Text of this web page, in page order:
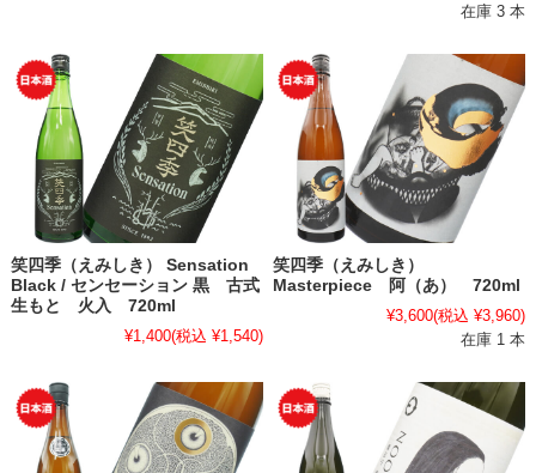
在庫 3 本
笑四季（えみしき） Sensation
Black / センセーション 黒 古式
生もと 火入 720ml
¥1,400(税込 ¥1,540)
笑四季（えみしき）
Masterpiece 阿（あ） 720ml
¥3,600(税込 ¥3,960)
在庫 1 本